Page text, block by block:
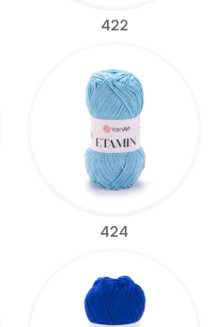
422
424